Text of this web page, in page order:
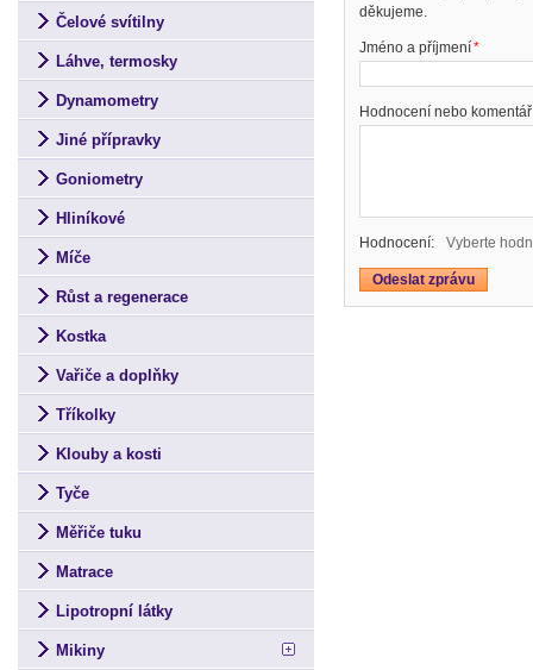
děkujeme.
Jméno a příjmení*
Hodnocení nebo komentář
Hodnocení: Vyberte
Čelové svítilny
Láhve, termosky
Dynamometry
Jiné přípravky
Goniometry
Hliníkové
Míče
Růst a regenerace
Kostka
Vařiče a doplňky
Tříkolky
Klouby a kosti
Tyče
Měřiče tuku
Matrace
Lipotropní látky
Mikiny